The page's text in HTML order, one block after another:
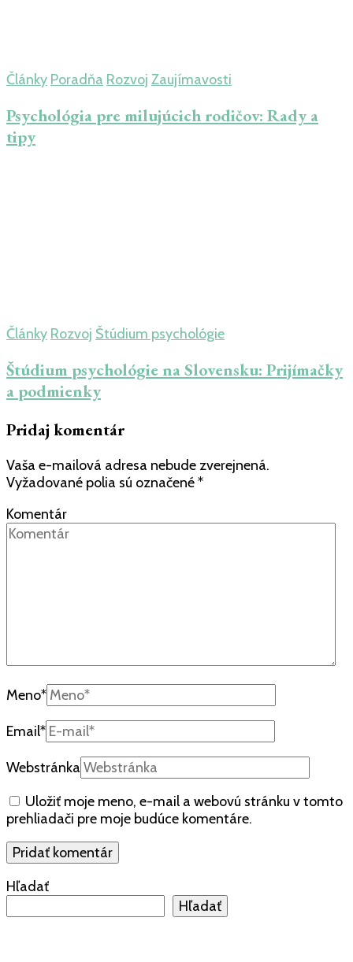
Články Poradňa Rozvoj Zaujímavosti
Psychológia pre milujúcich rodičov: Rady a
tipy
Články Rozvoj Štúdium psychológie
Štúdium psychológie na Slovensku: Prijímačky
a podmienky
Pridaj komentár
Vaša e-mailová adresa nebude zverejnená.
Vyžadované polia sú označené*
Komentár
Meno*
Email*
Webstránka
Uložiť moje meno, e-mail a webovú stránku v tomto
prehliadači pre moje budúce komentáre.
Hľadať
Hľadať